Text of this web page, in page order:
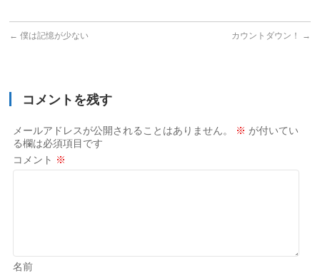
← 僕は記憶が少ない カウントダウン！ →
コメントを残す
メールアドレスが公開されることはありません。 ※ が付いてい
る欄は必須項目です
コメント ※
名前